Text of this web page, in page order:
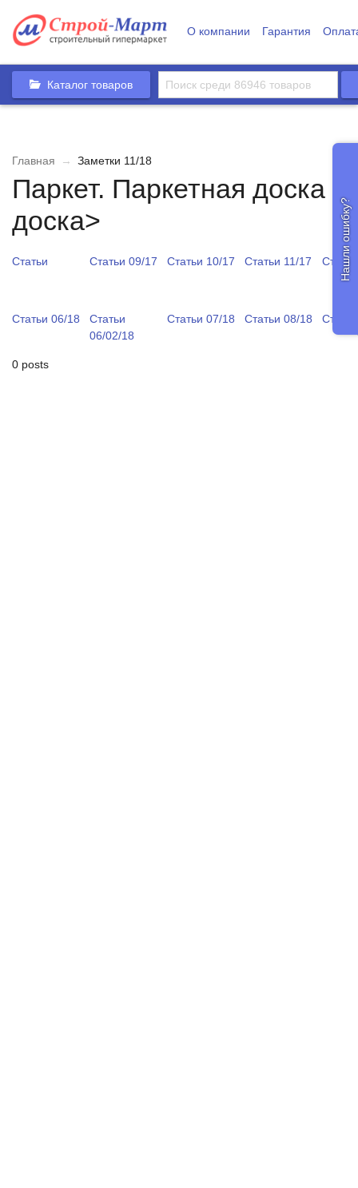
О компании Гарантия
Каталог товаров
Главная → Заметки 11/18
Паркет. Паркетная доска
доска>
Статьи Статьи 09/17 Статьи 10/17 Статьи 11/17
Статьи 06/18
Статьи
06/02/18
Статьи 07/18 Статьи 08/18
0 posts
Нашли ошибку?